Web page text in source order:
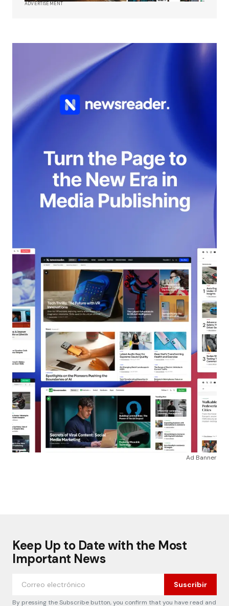
ADVERTISEMENT
Ad Banner
Keep Up to Date with the Most
Important News
Suscribir
By pressing the Subscribe button, you confirm that you have read and